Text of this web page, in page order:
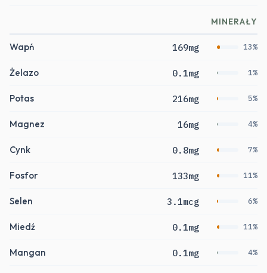
MINERAŁY
Wapń 169mg 13%
Żelazo 0.1mg 1%
Potas 216mg 5%
Magnez 16mg 4%
Cynk 0.8mg 7%
Fosfor 133mg 11%
Selen 3.1mcg 6%
Miedź 0.1mg 11%
Mangan 0.1mg 4%